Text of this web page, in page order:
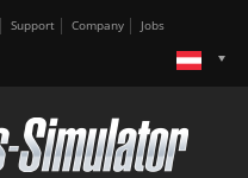
Support Company Jobs